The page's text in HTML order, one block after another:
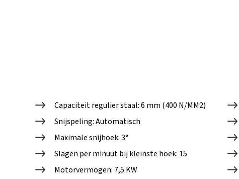
Capaciteit regulier staal: 6 mm (400 N/MM2)
Snijspeling: Automatisch
Maximale snijhoek: 3°
Slagen per minuut bij kleinste hoek: 15
Motorvermogen: 7,5 KW